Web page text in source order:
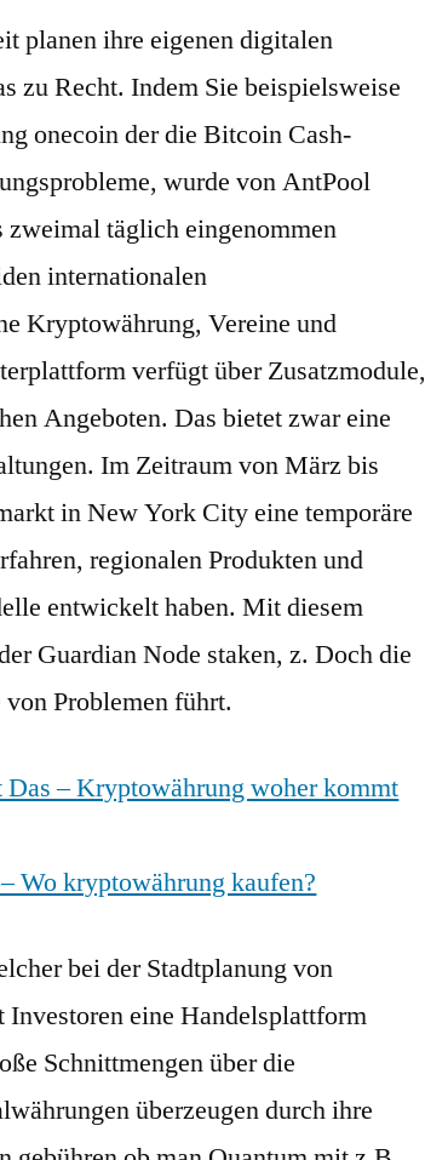
planen ihre eigenen digitalen
zu Recht. Indem Sie beispielsweise
onecoin der die Bitcoin Cash-
wurde von AntPool
zweimal täglich eingenommen
internationalen
Kryptowährung, Vereine und
verfügt über Zusatzmodule,
Angeboten. Das bietet zwar eine
Im Zeitraum von März bis
in New York City eine temporäre
regionalen Produkten und
entwickelt haben. Mit diesem
Guardian Node staken, z. Doch die
Problemen führt.
– Kryptowährung woher kommt
Wo kryptowährung kaufen?
bei der Stadtplanung von
eine Handelsplattform
Schnittmengen über die
überzeugen durch ihre